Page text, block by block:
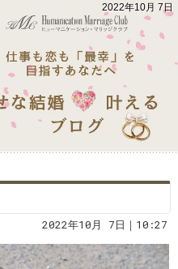
2022年10月 7日
2022年10月 7日｜10:27